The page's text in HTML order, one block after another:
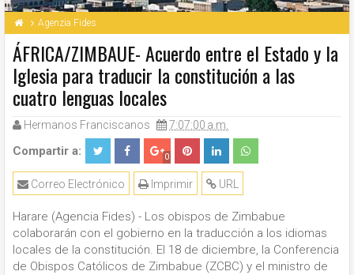
Agenzia Fides
ÁFRICA/ZIMBAUE- Acuerdo entre el Estado y la
Iglesia para traducir la constitución a las
cuatro lenguas locales
Hermanos Franciscanos 7:07:00 a.m.
Compartir a: 0
URL
Imprimir
Correo Electrónico
Harare (Agencia Fides) - Los obispos de Zimbabue
colaborarán con el gobierno en la traducción a los idiomas
locales de la constitución. El 18 de diciembre, la Conferencia
de Obispos Católicos de Zimbabue (ZCBC) y el ministro de